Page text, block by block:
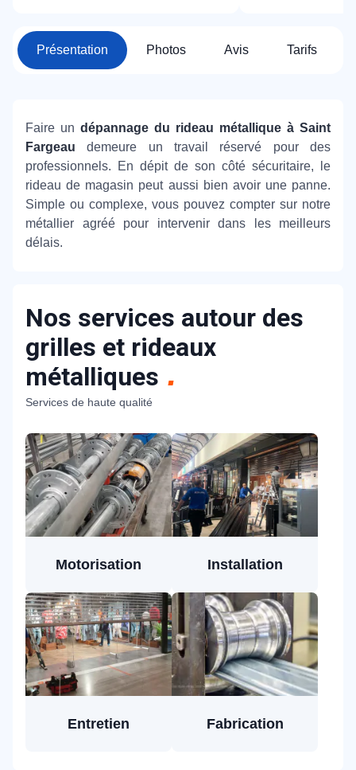
Présentation Photos Avis Tarifs
Faire un dépannage du rideau métallique à Saint
Fargeau demeure un travail réservé pour des
professionnels. En dépit de son côté sécuritaire, le
rideau de magasin peut aussi bien avoir une panne.
Simple ou complexe, vous pouvez compter sur notre
métallier agréé pour intervenir dans les meilleurs
délais.
Nos services autour des
grilles et rideaux
métalliques
Services de haute qualité
Motorisation Installation
Entretien Fabrication